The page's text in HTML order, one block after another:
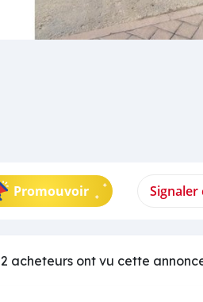
Promouvoir Signaler
2 acheteurs ont vu cette